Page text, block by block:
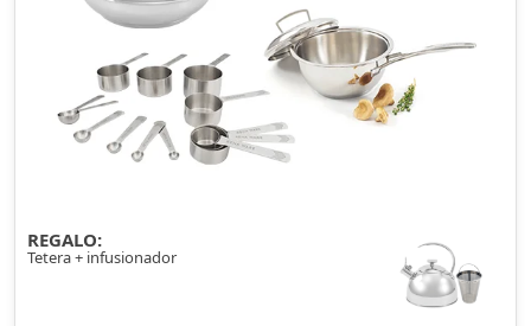
REGALO:
Tetera + infusionador